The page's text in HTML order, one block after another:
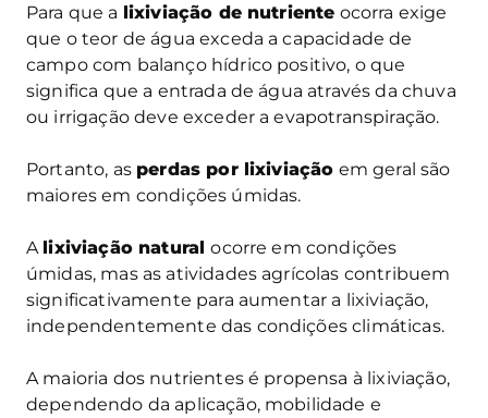
Para que a lixiviação de nutriente ocorra exige
que o teor de água exceda a capacidade de
campo com balanço hídrico positivo, o que
significa que a entrada de água através da chuva
ou irrigação deve exceder a evapotranspiração.
Portanto, as perdas por lixiviação em geral são
maiores em condições úmidas.
A lixiviação naturalocorre em condições
úmidas, mas as atividades agrícolas contribuem
significativamente para aumentar a lixiviação,
independentemente das condições climáticas.
A maioria dos nutrientes é propensa à lixiviação,
dependendo da aplicação, mobilidade e